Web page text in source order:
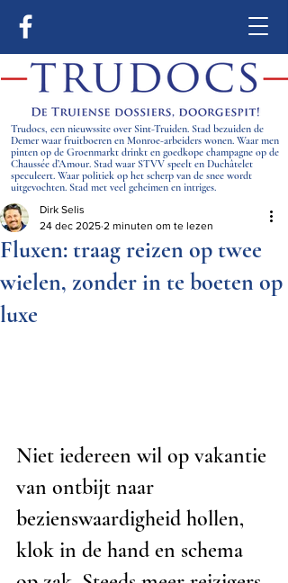
Trudocs, een nieuwssite over Sint-Truiden. Stad bezuiden de
Demer waar fruitboeren en Monroe-arbeiders wonen. Waar men
pinten op de Groenmarkt drinkt en goedkope champagne op de
Chaussée d’Amour. Stad waar STVV speelt en Duchâtelet
speculeert. Waar politiek op het scherp van de snee wordt
uitgevochten. Stad met veel geheimen en intriges.
Fluxen: traag reizen op twee
wielen, zonder in te boeten op
luxe
Dirk Selis
24 dec 2025 2 minuten om te lezen
Niet iedereen wil op vakantie
van ontbijt naar
bezienswaardigheid hollen,
klok in de hand en schema